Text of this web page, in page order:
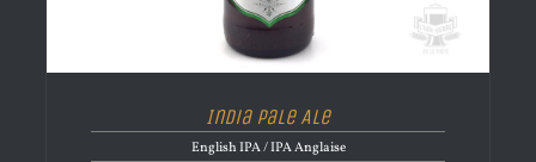
India Pale Ale
English IPA / IPA Anglaise